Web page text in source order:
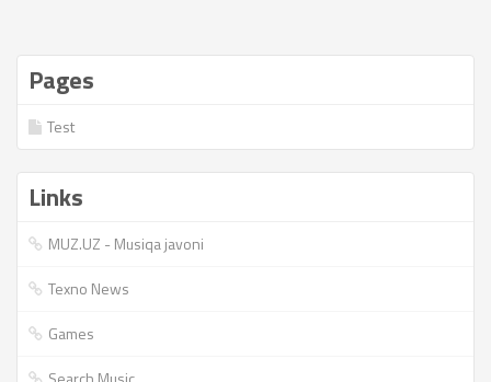
Pages
Test
Links
MUZ.UZ - Musiqa javoni
Texno News
Games